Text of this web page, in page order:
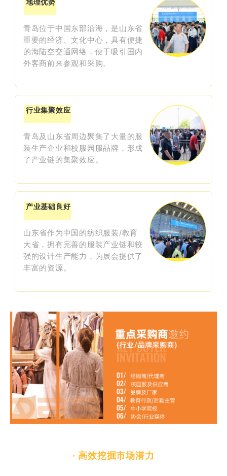
地理优势
青岛位于中国东部沿海，是山东省
重要的经济、文化中心，具有便捷
的海陆空交通网络，便于吸引国内
外客商前来参观和采购。
行业集聚效应
青岛及山东省周边聚集了大量的服
装生产企业和校服园服品牌，形成
了产业链的集聚效应。
产业基础良好
山东省作为中国的纺织服装/教育
大省，拥有完善的服装产业链和较
强的设计生产能力，为展会提供了
丰富的资源。
· 高效挖掘市场潜力